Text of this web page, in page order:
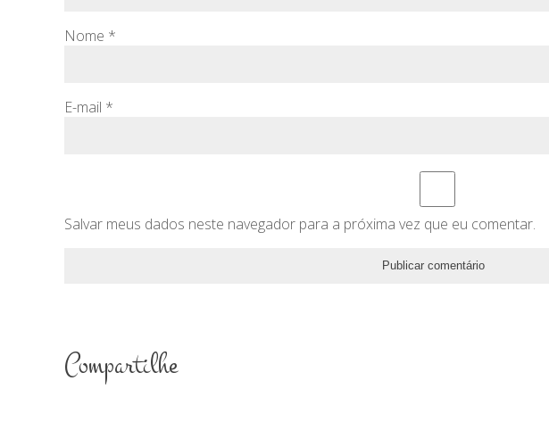
Nome *
E-mail *
Salvar meus dados neste navegador para a próxima vez que eu comentar.
Compartilhe